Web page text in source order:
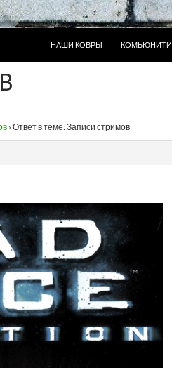
НАШИ КОВРЫ
КОМЬЮНИТИ
› Ответ в теме: Записи стримов